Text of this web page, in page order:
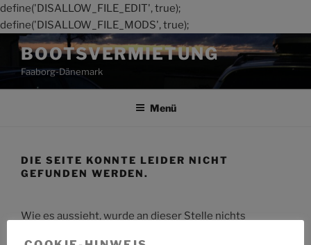
define('DISALLOW_FILE_EDIT', true);
define('DISALLOW_FILE_MODS', true);
Zum
Inhalt
springen
BOOTSVERMIETUNG
Faaborg-Dänemark
Menü
DIE SEITE KONNTE LEIDER NICHT
GEFUNDEN WERDEN.
Wie es aussieht, wurde an dieser Stelle nichts